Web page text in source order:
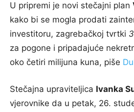
U pripremi je novi stečajni plan
kako bi se mogla prodati
investitoru, zagrebačkoj tvrtki
za pogone i pripadajuće
oko četiri milijuna kuna, piše
Stečajna upraviteljica Ivanka
vjerovnike da u petak, 26.